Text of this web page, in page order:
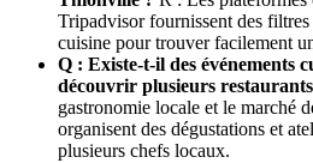
Tripadvisor fournissent des
cuisine pour trouver facilement
Q : Existe-t-il des événements
découvrir plusieurs
gastronomie locale et le marché
organisent des dégustations et
plusieurs chefs locaux.